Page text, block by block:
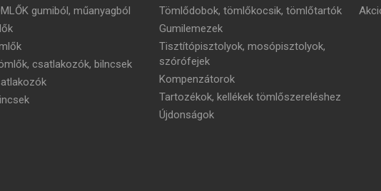
gumiból, műanyagból
csatlakozók, bilncsek
Tömlődobok, tömlőkocsik, tömlőtartók
Gumilemezek
Tisztítópisztolyok, mosópisztolyok,
szórófejek
Kompenzátorok
Tartozékok, kellékek tömlőszereléshez
Újdonságok